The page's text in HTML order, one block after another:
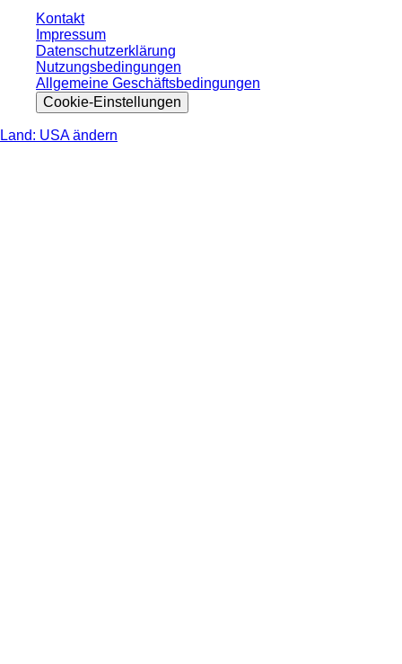
Kontakt
Impressum
Datenschutzerklärung
Nutzungsbedingungen
Allgemeine Geschäftsbedingungen
Cookie-Einstellungen
Land: USA ändern